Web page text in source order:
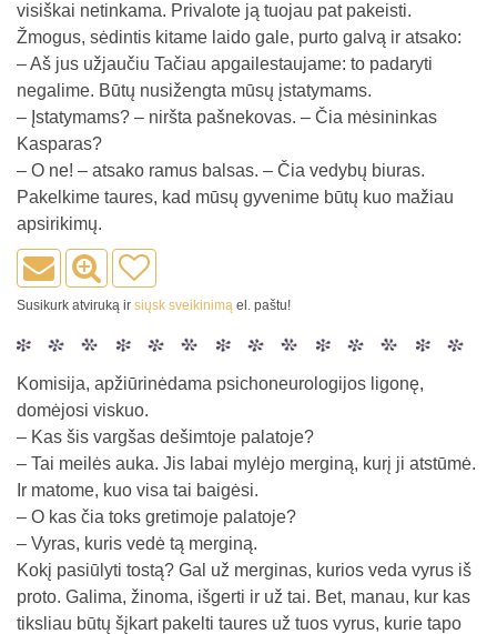
visiškai netinkama. Privalote ją tuojau pat pakeisti.
Žmogus, sėdintis kitame laido gale, purto galvą ir atsako:
– Aš jus užjaučiu Tačiau apgailestaujame: to padaryti
negalime. Būtų nusižengta mūsų įstatymams.
– Įstatymams? – niršta pašnekovas. – Čia mėsininkas
Kasparas?
– O ne! – atsako ramus balsas. – Čia vedybų biuras.
Pakelkime taures, kad mūsų gyvenime būtų kuo mažiau
apsirikimų.
Susikurk atviruką ir siųsk sveikinimą el. paštu!
Komisija, apžiūrinėdama psichoneurologijos ligonę,
domėjosi viskuo.
– Kas šis vargšas dešimtoje palatoje?
– Tai meilės auka. Jis labai mylėjo merginą, kurį ji atstūmė.
Ir matome, kuo visa tai baigėsi.
– O kas čia toks gretimoje palatoje?
– Vyras, kuris vedė tą merginą.
Kokį pasiūlyti tostą? Gal už merginas, kurios veda vyrus iš
proto. Galima, žinoma, išgerti ir už tai. Bet, manau, kur kas
tiksliau būtų šįkart pakelti taures už tuos vyrus, kurie tapo